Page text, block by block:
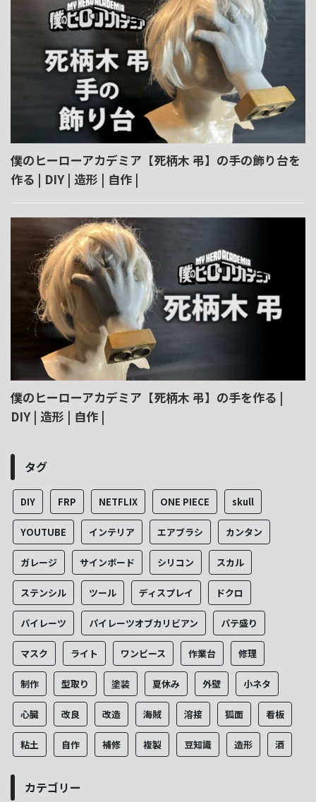
僕のヒーローアカデミア【死柄木 弔】の手の飾り台を
作る | DIY | 造形 | 自作 |
僕のヒーローアカデミア【死柄木 弔】の手を作る |
DIY | 造形 | 自作 |
タグ
DIY FRP NETFLIX ONE PIECE skull
YOUTUBE インテリア エアブラシ カンタン
ガレージ サインボード シリコン スカル
ステンシル ツール ディスプレイ ドクロ
パイレーツ パイレーツオブカリビアン パテ盛り
マスク ライト ワンピース 作業台 修理
制作 型取り 塗装 夏休み 外壁 小ネタ
心臓 改良 改造 海賊 溶接 狐面 看板
粘土 自作 補修 複製 豆知識 造形 酒
カテゴリー